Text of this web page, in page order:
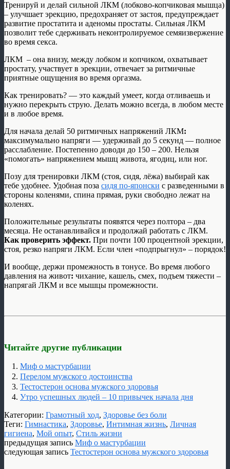
Тренируй и делай сильной ЛКМ (лобково-копчиковая мышца)
– улучшает эрекцию, предохраняет от застоя, предупреждает
развитие простатита и аденомы простаты. Сильная ЛКМ
позволит тебе сдерживать неконтролируемое семяизвержение
во время секса.
ЛКМ – она внизу, между лобком и копчиком, охватывает
простату, участвует в эрекции, отвечает за ритмичные
приятные ощущения во время оргазма.
Как тренировать? — это каждый умеет, когда отливаешь и
нужно перекрыть струю. Делать можно всегда, в любом месте
и в любое время.
Для начала делай 50 ритмичных напряжений ЛКМ:
максимумально напряги — удерживай до 5 секунд — полное
расслабление. Постепенно доводи до 150 – 200. Нельзя
«помогать» напряжением мышц живота, ягодиц, или ног.
Позу для тренировки ЛКМ (стоя, сидя, лёжа) выбирай как
тебе удобнее. Удобная поза сидя по-японски с разведенными в
стороны коленями, спина прямая, руки свободно лежат на
коленях.
Положительные результаты появятся через полтора – два
месяца. Не останавливайся и продолжай работать с ЛКМ.
Как проверить эффект. При почти 100 процентной эрекции,
стоя, резко напряги ЛКМ. Если член «подпрыгнул» – порядок!
И вообще, держи промежность в тонусе. Во время любого
давления на живот: чихание, кашель, смех, подъем тяжести –
напрягай ЛКМ и все мышцы промежности.
Читайте другие публикации
Миф о мастурбации
Перелом мужского достоинства
Тестостерон основа мужского здоровья
Утро успешных людей – 10 привычек начала дня
Категории: Грамотный ход, Здоровье без боли
Теги: Гимнастика, Здоровье, Интимная жизнь, Личная
гигиена, Мой опыт, Стиль жизни
предыдущая запись Миф о мастурбации
следующая запись Тестостерон основа мужского здоровья